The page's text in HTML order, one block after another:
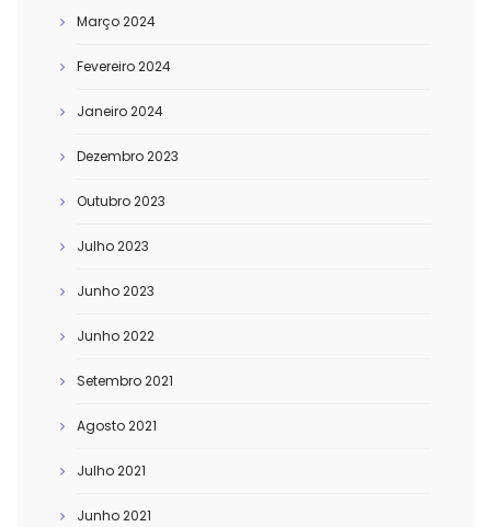
Março 2024
Fevereiro 2024
Janeiro 2024
Dezembro 2023
Outubro 2023
Julho 2023
Junho 2023
Junho 2022
Setembro 2021
Agosto 2021
Julho 2021
Junho 2021